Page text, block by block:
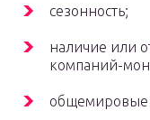
сезонность;
наличие или
компаний-
общемировые